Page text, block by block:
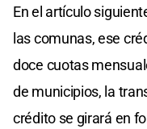
En el artículo
las comunas, ese
doce cuotas
de municipios, la
crédito se girará en